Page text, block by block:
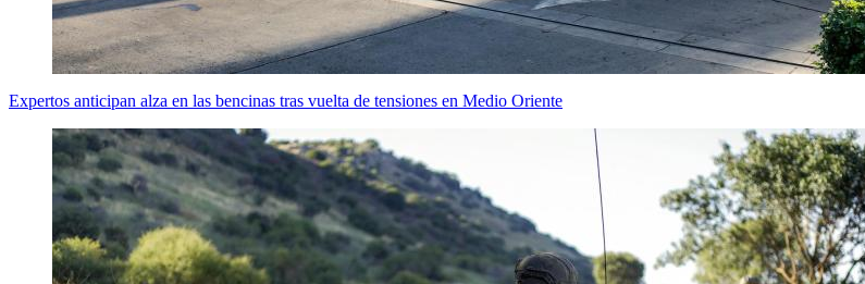
Expertos anticipan alza en las bencinas tras vuelta de tensiones en Medio Oriente